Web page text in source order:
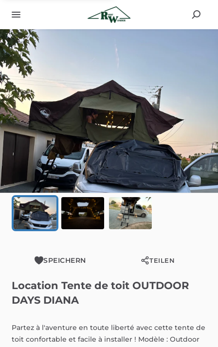
SPEICHERN TEILEN
Location Tente de toit OUTDOOR
DAYS DIANA
Partez à l'aventure en toute liberté avec cette tente de
toit confortable et facile à installer ! Modèle : Outdoor